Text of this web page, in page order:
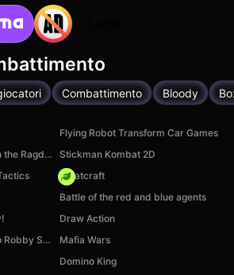
Combattimento Bloody
Flying Robot Transform Car Games
Epic Sword Battle! Fight in the Ragdoll Arena!
Stickman Kombat 2D
Whatcraft
Battle of the red and blue agents
Draw Action
Slap From Blogger: All Top Robby Streamers
Mafia Wars
Domino King